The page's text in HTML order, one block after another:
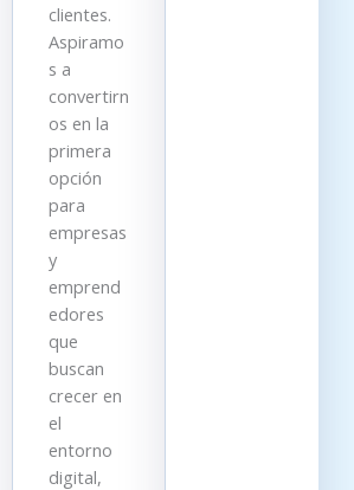
clientes.
Aspiramo
s a
convertirn
os en la
primera
opción
para
empresas
y
emprend
edores
que
buscan
crecer en
el
entorno
digital,